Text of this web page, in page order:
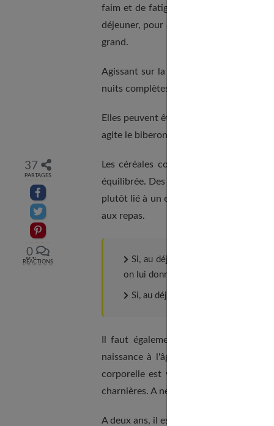
37
PARTAGES
Partager sur facebook
Partager sur Twitter
Epingler sur Pinterest
0
RÉACTIONS
faim et de fatigue au cours de la
déjeuner, pour qu'il démarre bien la
grand.
Agissant sur la satiété, elles peuvent
nuits complètes sans réclamer un
Elles peuvent être ajoutées au biberon
agite le biberon.
Les céréales contiennent des
équilibrée. Des études montrent que
plutôt lié à un excès de protéines. Il
aux repas.
Si, au déjeuner, bébé a mangé
on lui donne des céréales qu'une fois
Si, au déjeuner, bébé a mangé des
Il faut également tenir compte de la
naissance à l'âge d'un an, elle doit
corporelle est vérifié lors des visites
charnières. A neuf mois, I'I.M.C.
A deux ans, il est de 19 chez la petite